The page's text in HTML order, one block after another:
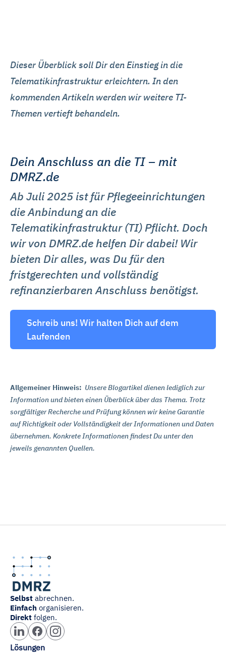
Dieser Überblick soll Dir den Einstieg in die
Telematikinfrastruktur erleichtern. In den
kommenden Artikeln werden wir weitere TI-
Themen vertieft behandeln.
Dein Anschluss an die TI – mit
DMRZ.de
Ab Juli 2025 ist für Pflegeeinrichtungen
die Anbindung an die
Telematikinfrastruktur (TI) Pflicht. Doch
wir von DMRZ.de helfen Dir dabei! Wir
bieten Dir alles, was Du für den
fristgerechten und vollständig
refinanzierbaren Anschluss benötigst.
Schreib uns! Wir halten Dich auf dem
Laufenden
Allgemeiner Hinweis: Unsere Blogartikel dienen lediglich zur
Information und bieten einen Überblick über das Thema. Trotz
sorgfältiger Recherche und Prüfung können wir keine Garantie
auf Richtigkeit oder Vollständigkeit der Informationen und Daten
übernehmen. Konkrete Informationen findest Du unter den
jeweils genannten Quellen.
Selbst abrechnen.
Einfach organisieren.
Direkt folgen.
Lösungen